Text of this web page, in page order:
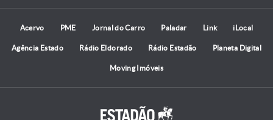
Acervo PME Jornal do Carro Paladar Link iLocal
Agência Estado Rádio Eldorado Rádio Estadão Planeta Digital
Moving Imóveis